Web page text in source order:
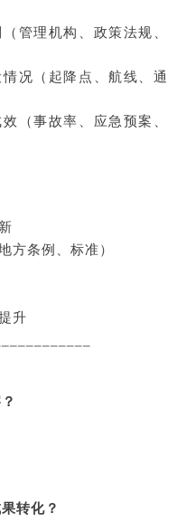
管理机构、政策法规、
况（起降点、航线、通
（事故率、应急预案、
方条例、标准）
升
转化？